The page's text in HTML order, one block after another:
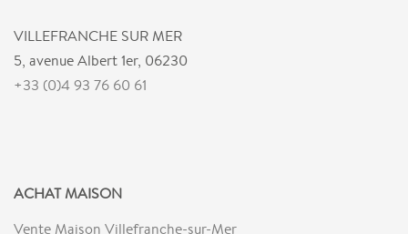
VILLEFRANCHE SUR MER
5, avenue Albert 1er, 06230
+33 (0)4 93 76 60 61
ACHAT MAISON
Vente Maison Villefranche-sur-Mer